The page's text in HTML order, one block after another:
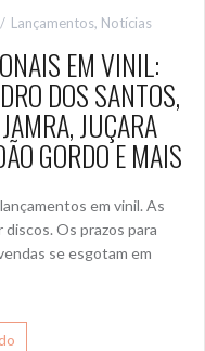
Lançamentos, Notícias
EM VINIL:
DOS SANTOS,
JUÇARA
GORDO E MAIS
em vinil. As
Os prazos para
se esgotam em